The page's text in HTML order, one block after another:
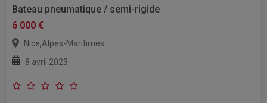
Bateau pneumatique / semi-rigide
6 000 €
Nice,Alpes-Maritimes
8 avril 2023